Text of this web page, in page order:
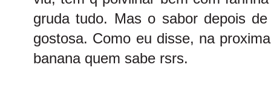
gruda tudo. Mas o sabor depois
gostosa. Como eu disse, na
banana quem sabe rsrs.